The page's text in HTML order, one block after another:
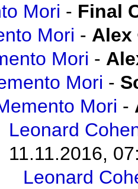
Mori - Final
Mori - Alex
Mori -
Mori -
Mori -
Leonard
11.11.2016,
Leonard